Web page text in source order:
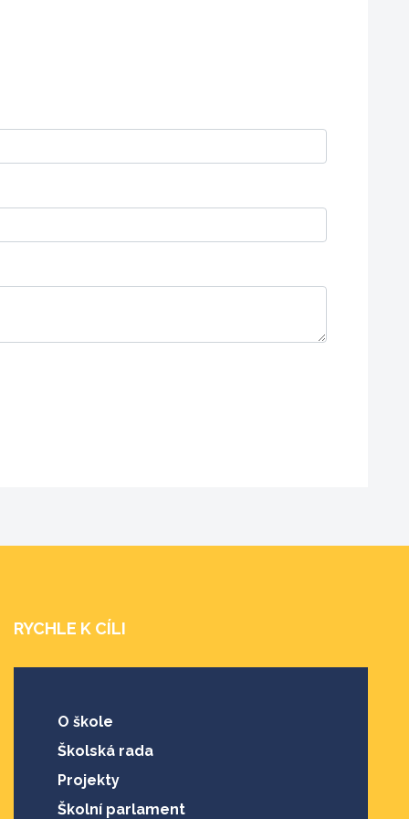
RYCHLE K CÍLI
O škole
Školská rada
Projekty
Školní parlament